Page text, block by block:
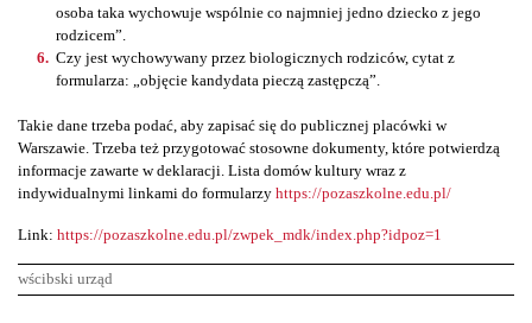
osoba taka wychowuje wspólnie co najmniej jedno dziecko z jego
rodzicem”.
Czy jest wychowywany przez biologicznych rodziców, cytat z
formularza: „objęcie kandydata pieczą zastępczą”.
Takie dane trzeba podać, aby zapisać się do publicznej placówki w
Warszawie. Trzeba też przygotować stosowne dokumenty, które potwierdzą
informacje zawarte w deklaracji. Lista domów kultury wraz z
indywidualnymi linkami do formularzy https://pozaszkolne.edu.pl/
Link: https://pozaszkolne.edu.pl/zwpek_mdk/index.php?idpoz=1
wścibski urząd